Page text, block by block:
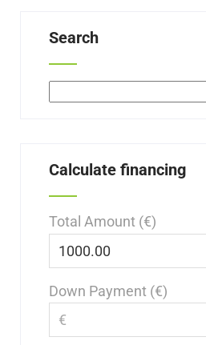
Search
Calculate financing
Total Amount (€)
Down Payment (€)